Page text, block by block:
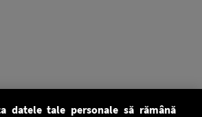
datele tale personale să rămână